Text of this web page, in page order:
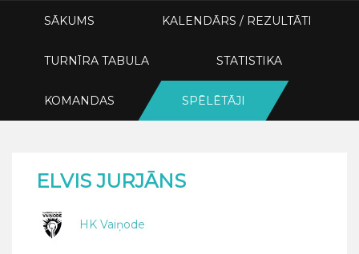
SĀKUMS KALENDĀRS / REZULTĀTI
TURNĪRA TABULA STATISTIKA
KOMANDAS SPĒLĒTĀJI
ELVIS JURJĀNS
HK Vaiņode